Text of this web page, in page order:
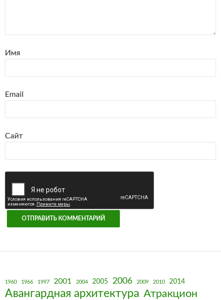
Имя
Email
Сайт
1960 1966 1997 2001 2004 2005 2006 2009 2010 2014
Авангардная архитектура Атракцион